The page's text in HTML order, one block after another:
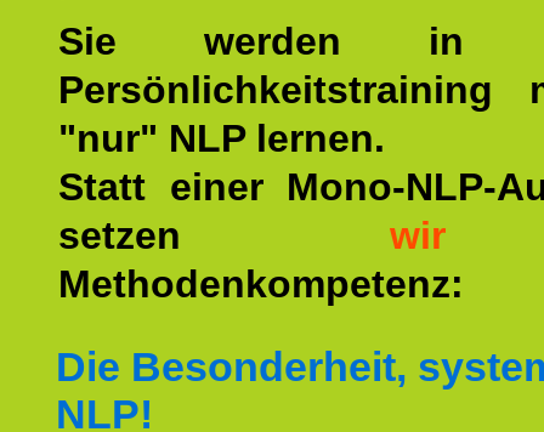
Sie werden in
Persönlichkeitstraining
"nur" NLP lernen.
Statt einer Mono-NLP-
setzen wir
Methodenkompetenz:
Die Besonderheit,
NLP!